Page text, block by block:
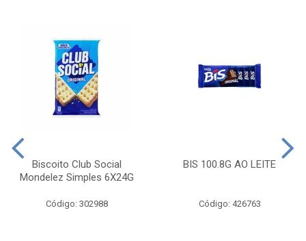
Biscoito Club Social
Mondelez Simples 6X24G
Código: 302988
BIS 100.8G AO LEITE
Código: 426763